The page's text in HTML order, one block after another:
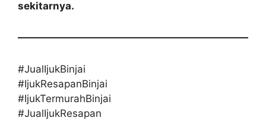
sekitarnya.
#JualIjukBinjai
#IjukResapanBinjai
#IjukTermurahBinjai
#JualIjukResapan